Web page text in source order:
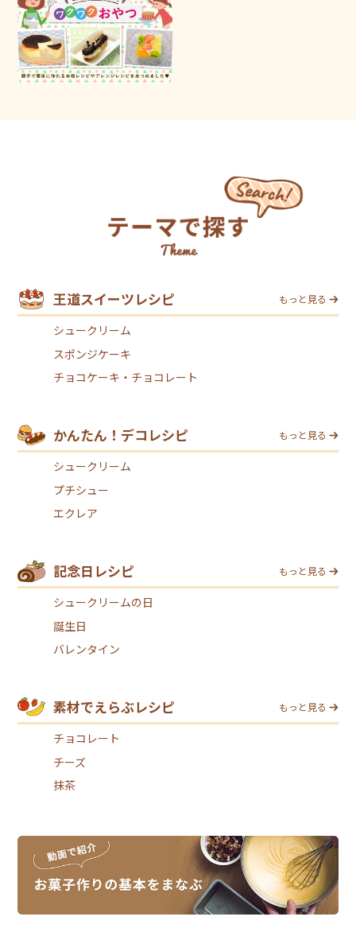
王道スイーツレシピ もっと見る
シュークリーム
スポンジケーキ
チョコケーキ・チョコレート
かんたん！デコレシピ もっと見る
シュークリーム
プチシュー
エクレア
記念日レシピ もっと見る
シュークリームの日
誕生日
バレンタイン
素材でえらぶレシピ もっと見る
チョコレート
チーズ
抹茶